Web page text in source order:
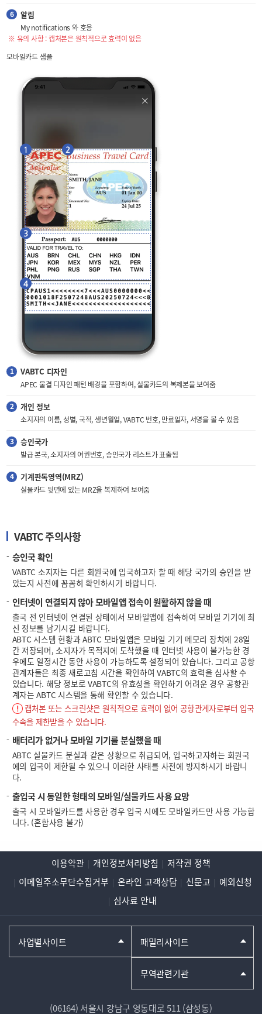
알림
My notifications 와 호응
※ 유의 사항 : 캡처본은 원칙적으로 효력이 없음
모바일카드 샘플
VABTC 디자인
APEC 물결 디자인 패턴 배경을 포함하여, 실물카드의 복제본을 보여줌
개인 정보
소지자의 이름, 성별, 국적, 생년월일, VABTC 번호, 만료일자, 서명을 볼 수 있음
승인국가
발급 본국, 소지자의 여권번호, 승인국가 리스트가 표출됨
기계판독영역(MRZ)
실물카드 뒷면에 있는 MRZ을 복제하여 보여줌
VABTC 주의사항
승인국 확인
VABTC 소지자는 다른 회원국에 입국하고자 할 때 해당 국가의 승인을 받
았는지 사전에 꼼꼼히 확인하시기 바랍니다.
인터넷이 연결되지 않아 모바일앱 접속이 원활하지 않을 때
출국 전 인터넷이 연결된 상태에서 모바일앱에 접속하여 모바일 기기에 최
신 정보를 남기시길 바랍니다.
ABTC 시스템 현황과 ABTC 모바일앱은 모바일 기기 메모리 장치에 28일
간 저장되며, 소지자가 목적지에 도착했을 때 인터넷 사용이 불가능한 경
우에도 일정시간 동안 사용이 가능하도록 설정되어 있습니다. 그리고 공항
관계자들은 최종 새로고침 시간을 확인하여 VABTC의 효력을 심사할 수
있습니다. 해당 정보로 VABTC의 유효성을 확인하기 어려운 경우 공항관
계자는 ABTC 시스템을 통해 확인할 수 있습니다.
캡처본 또는 스크린샷은 원칙적으로 효력이 없어 공항관계자로부터 입국
수속을 제한받을 수 있습니다.
배터리가 없거나 모바일 기기를 분실했을 때
ABTC 실물카드 분실과 같은 상황으로 취급되어, 입국하고자하는 회원국
에의 입국이 제한될 수 있으니 이러한 사태를 사전에 방지하시기 바랍니
다.
출입국 시 동일한 형태의 모바일/실물카드 사용 요망
출국 시 모바일카드를 사용한 경우 입국 시에도 모바일카드만 사용 가능합
니다. (혼합사용 불가)
이용약관 개인정보처리방침
저작권 정책
이메일주소무단수집거부
온라인 고객상담 신문고
예외신청
심사료 안내
사업별사이트 패밀리사이트
무역관련기관
(06164) 서울시 강남구 영동대로 511 (삼성동)